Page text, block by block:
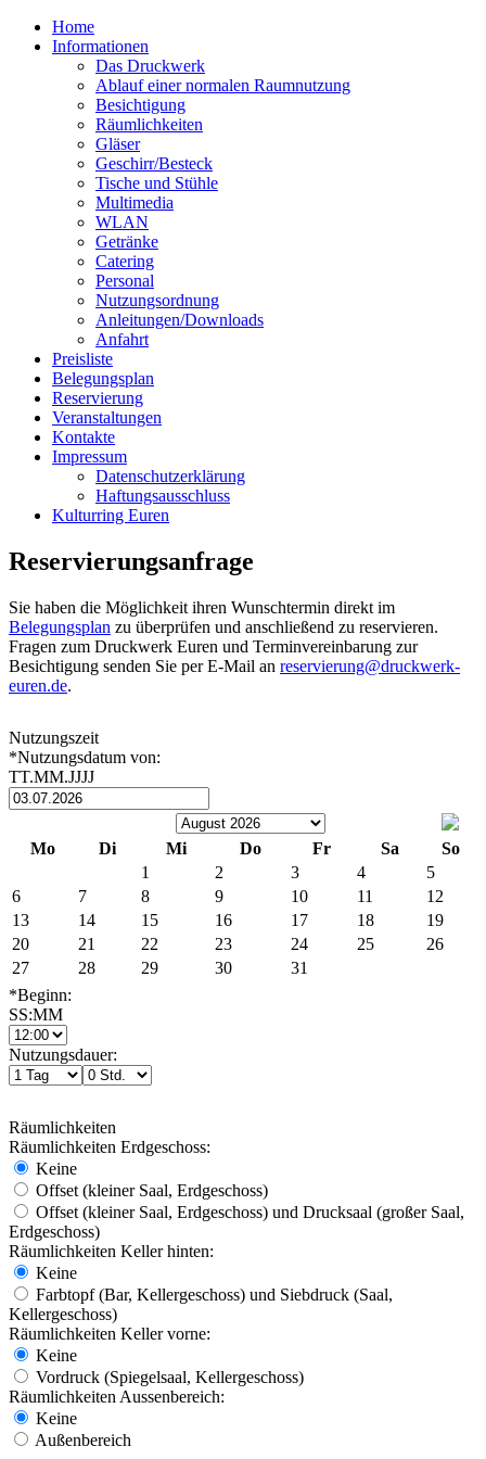
Home
Informationen
Das Druckwerk
Ablauf einer normalen Raumnutzung
Besichtigung
Räumlichkeiten
Gläser
Geschirr/Besteck
Tische und Stühle
Multimedia
WLAN
Getränke
Catering
Personal
Nutzungsordnung
Anleitungen/Downloads
Anfahrt
Preisliste
Belegungsplan
Reservierung
Veranstaltungen
Kontakte
Impressum
Datenschutzerklärung
Haftungsausschluss
Kulturring Euren
Reservierungsanfrage
Sie haben die Möglichkeit ihren Wunschtermin direkt im
Belegungsplan zu überprüfen und anschließend zu reservieren.
Fragen zum Druckwerk Euren und Terminvereinbarung zur
Besichtigung senden Sie per E-Mail an reservierung@druckwerk-
euren.de.
Nutzungszeit
*Nutzungsdatum von:
TT.MM.JJJJ
Mo Di Mi Do Fr Sa
So
1
2 3 4
5
6
7 8 9 10 11
12
13
14 15 16 17 18
19
20
21 22 23 24 25
26
27
28 29 30
31
*Beginn:
SS:MM
Nutzungsdauer:
Räumlichkeiten
Räumlichkeiten Erdgeschoss:
Keine
Offset (kleiner Saal, Erdgeschoss)
Offset (kleiner Saal, Erdgeschoss) und Drucksaal (großer Saal,
Erdgeschoss)
Räumlichkeiten Keller hinten:
Keine
Farbtopf (Bar, Kellergeschoss) und Siebdruck (Saal,
Kellergeschoss)
Räumlichkeiten Keller vorne:
Keine
Vordruck (Spiegelsaal, Kellergeschoss)
Räumlichkeiten Aussenbereich:
Keine
Außenbereich